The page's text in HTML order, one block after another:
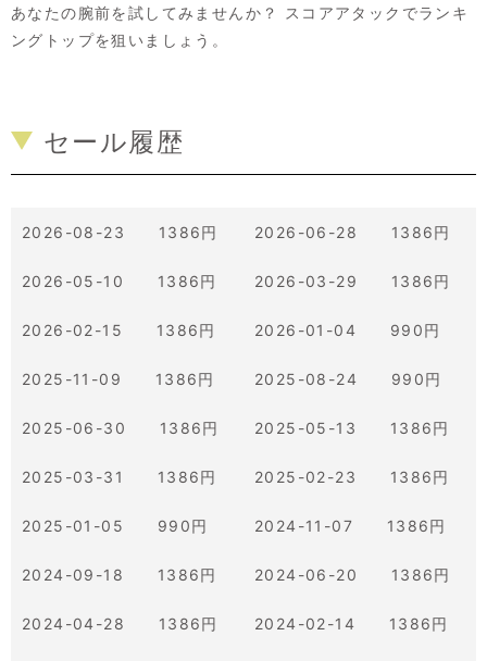
あなたの腕前を試してみませんか？ スコアアタックでランキ
ングトップを狙いましょう。
セール履歴
2026-08-23 1386円 2026-06-28 1386円
2026-05-10 1386円 2026-03-29 1386円
2026-02-15 1386円 2026-01-04 990円
2025-11-09 1386円 2025-08-24 990円
2025-06-30 1386円 2025-05-13 1386円
2025-03-31 1386円 2025-02-23 1386円
2025-01-05 990円 2024-11-07 1386円
2024-09-18 1386円 2024-06-20 1386円
2024-04-28 1386円 2024-02-14 1386円